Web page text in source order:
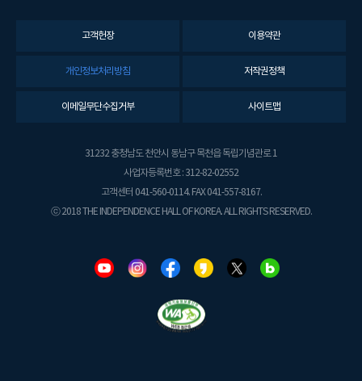
고객헌장 이용약관
개인정보처리방침 저작권정책
이메일무단수집거부 사이트맵
31232 충청남도 천안시 동남구 목천읍 독립기념관로 1
사업자등록번호 : 312-82-02552
고객센터 041-560-0114. FAX 041-557-8167.
ⓒ 2018 THE INDEPENDENCE HALL OF KOREA. ALL RIGHTS RESERVED.